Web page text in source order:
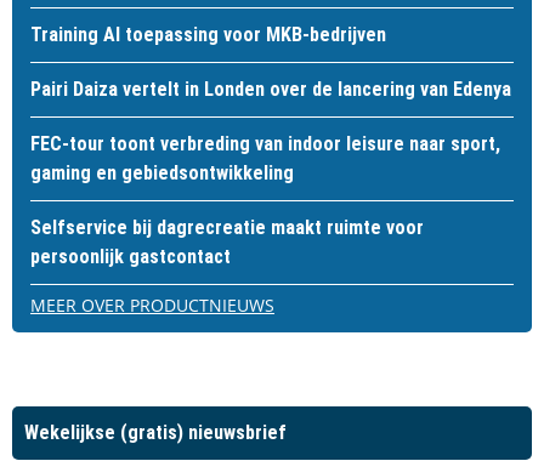
Training AI toepassing voor MKB-bedrijven
Pairi Daiza vertelt in Londen over de lancering van Edenya
FEC-tour toont verbreding van indoor leisure naar sport,
gaming en gebiedsontwikkeling
Selfservice bij dagrecreatie maakt ruimte voor
persoonlijk gastcontact
MEER OVER PRODUCTNIEUWS
Wekelijkse (gratis) nieuwsbrief